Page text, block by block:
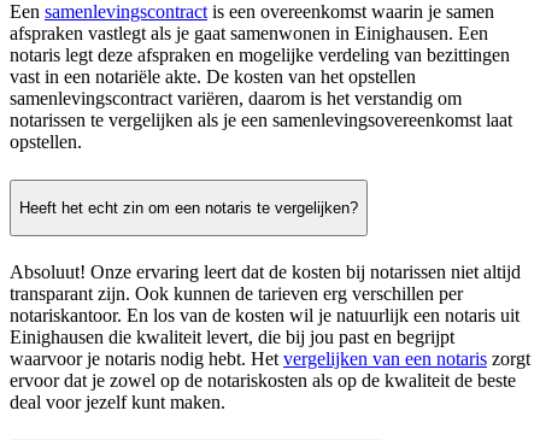
Een samenlevingscontract is een overeenkomst waarin je samen
afspraken vastlegt als je gaat samenwonen in Einighausen. Een
notaris legt deze afspraken en mogelijke verdeling van bezittingen
vast in een notariële akte. De kosten van het opstellen
samenlevingscontract variëren, daarom is het verstandig om
notarissen te vergelijken als je een samenlevingsovereenkomst laat
opstellen.
Heeft het echt zin om een notaris te vergelijken?
Absoluut! Onze ervaring leert dat de kosten bij notarissen niet altijd
transparant zijn. Ook kunnen de tarieven erg verschillen per
notariskantoor. En los van de kosten wil je natuurlijk een notaris uit
Einighausen die kwaliteit levert, die bij jou past en begrijpt
waarvoor je notaris nodig hebt. Hetvergelijken van een notaris zorgt
ervoor dat je zowel op de notariskosten als op de kwaliteit de beste
deal voor jezelf kunt maken.